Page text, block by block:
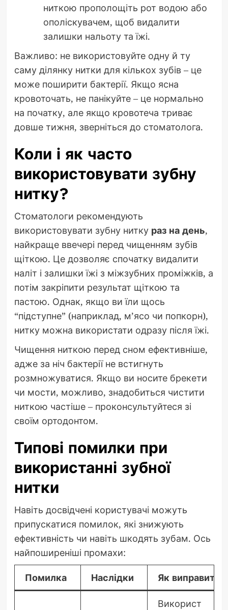
ниткою прополощіть рот водою або
ополіскувачем, щоб видалити
залишки нальоту та їжі.
Важливо: не використовуйте одну й ту
саму ділянку нитки для кількох зубів – це
може поширити бактерії. Якщо ясна
кровоточать, не панікуйте – це нормально
на початку, але якщо кровотеча триває
довше тижня, зверніться до стоматолога.
Коли і як часто
використовувати зубну
нитку?
Стоматологи рекомендують
використовувати зубну нитку раз на день,
найкраще ввечері перед чищенням зубів
щіткою. Це дозволяє спочатку видалити
наліт і залишки їжі з міжзубних проміжків, а
потім закріпити результат щіткою та
пастою. Однак, якщо ви їли щось
“підступне” (наприклад, м’ясо чи попкорн),
нитку можна використати одразу після їжі.
Чищення ниткою перед сном ефективніше,
адже за ніч бактерії не встигнуть
розмножуватися. Якщо ви носите брекети
чи мости, можливо, знадобиться чистити
ниткою частіше – проконсультуйтеся зі
своїм ортодонтом.
Типові помилки при
використанні зубної
нитки
Навіть досвідчені користувачі можуть
припускатися помилок, які знижують
ефективність чи навіть шкодять зубам. Ось
найпоширеніші промахи:
Помилка Наслідки Як виправити
Використ